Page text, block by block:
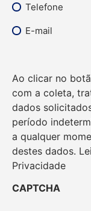
Telefone
E-mail
Ao clicar no
com a coleta,
dados
período
a qualquer
destes dados.
Privacidade
CAPTCHA